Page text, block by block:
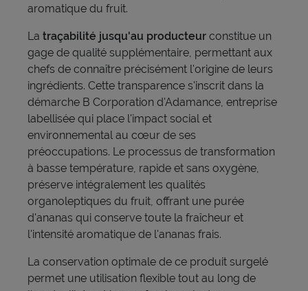
aromatique du fruit.
La traçabilité jusqu'au producteur constitue un
gage de qualité supplémentaire, permettant aux
chefs de connaître précisément l'origine de leurs
ingrédients. Cette transparence s'inscrit dans la
démarche B Corporation d'Adamance, entreprise
labellisée qui place l'impact social et
environnemental au cœur de ses
préoccupations. Le processus de transformation
à basse température, rapide et sans oxygène,
préserve intégralement les qualités
organoleptiques du fruit, offrant une purée
d'ananas qui conserve toute la fraîcheur et
l'intensité aromatique de l'ananas frais.
La conservation optimale de ce produit surgelé
permet une utilisation flexible tout au long de